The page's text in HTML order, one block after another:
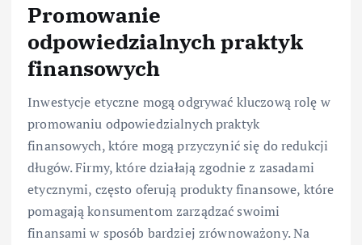
Promowanie
odpowiedzialnych praktyk
finansowych
Inwestycje etyczne mogą odgrywać kluczową rolę w
promowaniu odpowiedzialnych praktyk
finansowych, które mogą przyczynić się do redukcji
długów. Firmy, które działają zgodnie z zasadami
etycznymi, często oferują produkty finansowe, które
pomagają konsumentom zarządzać swoimi
finansami w sposób bardziej zrównoważony. Na